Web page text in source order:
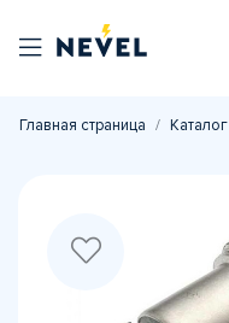
Главная страница Каталог